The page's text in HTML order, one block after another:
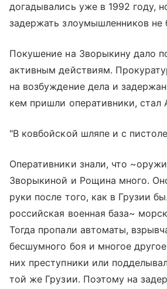
догадывались уже в 1992 году,
задержать злоумышленников не
Покушение на Зворыкину дало
активным действиям.
на возбуждение дела и
кем пришли оперативники, стал
"В ковбойской шляпе и с
Оперативники знали, что
Зворыкиной и Рощина много.
руки после того, как в Грузии
российская военная база~
Тогда пропали автоматы,
бесшумного боя и многое
них преступники или
той же Грузии. Поэтому на